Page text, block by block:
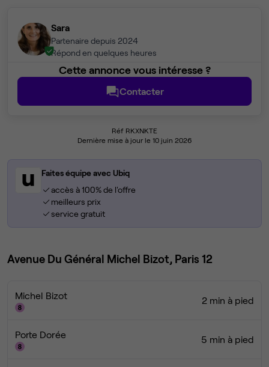
Sara
Partenaire depuis 2024
Répond en quelques heures
Cette annonce vous intéresse ?
Contacter
Réf RKXNKTE
Dernière mise à jour le 10 juin 2026
Faites équipe avec Ubiq
accès à 100% de l'offre
meilleurs prix
service gratuit
Avenue Du Général Michel Bizot, Paris 12
Michel Bizot 2 min à pied
Porte Dorée 5 min à pied